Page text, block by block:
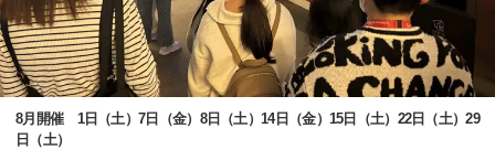
8月開催 1日（土）7日（金）8日（土）14日（金）15日（土）22日（土）29
日（土）